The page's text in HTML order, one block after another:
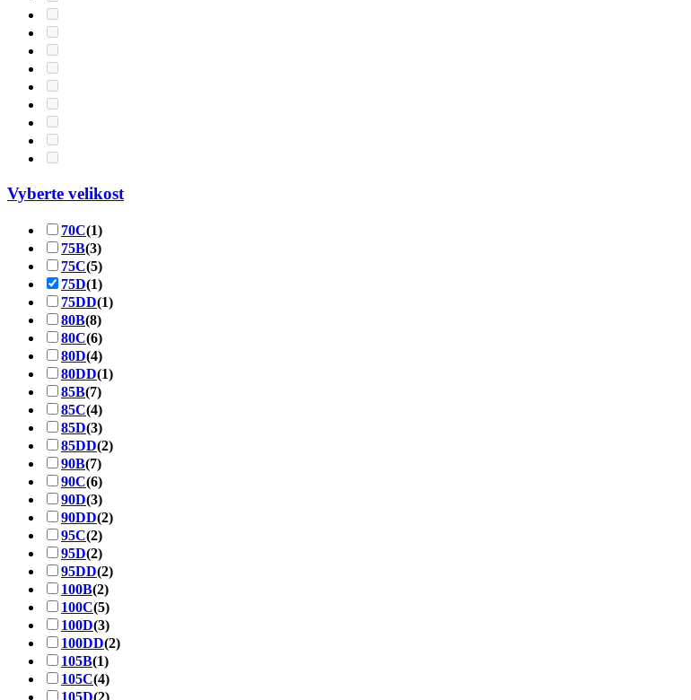
Vyberte velikost
70C(1)
75B(3)
75C(5)
75D(1)
75DD(1)
80B(8)
80C(6)
80D(4)
80DD(1)
85B(7)
85C(4)
85D(3)
85DD(2)
90B(7)
90C(6)
90D(3)
90DD(2)
95C(2)
95D(2)
95DD(2)
100B(2)
100C(5)
100D(3)
100DD(2)
105B(1)
105C(4)
105D(2)